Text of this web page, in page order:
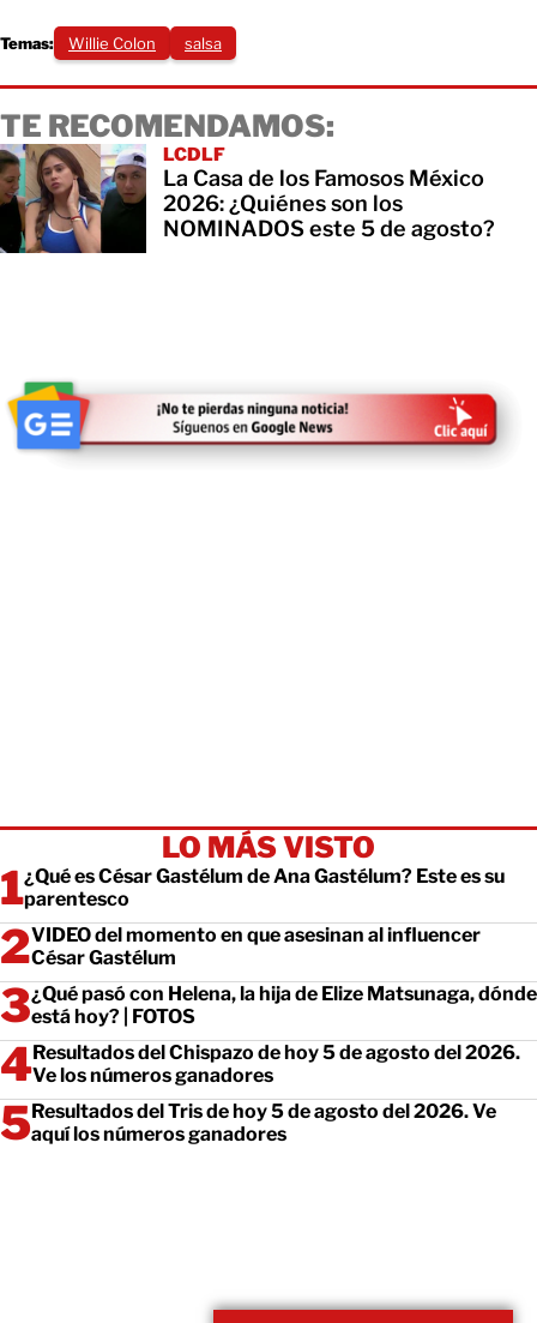
Temas: Willie Colon salsa
TE RECOMENDAMOS:
LCDLF
La Casa de los Famosos México
2026: ¿Quiénes son los
NOMINADOS este 5 de agosto?
LO MÁS VISTO
¿Qué es César Gastélum de Ana Gastélum? Este es su
parentesco
VIDEO del momento en que asesinan al influencer
César Gastélum
¿Qué pasó con Helena, la hija de Elize Matsunaga, dónde
está hoy? | FOTOS
Resultados del Chispazo de hoy 5 de agosto del 2026.
Ve los números ganadores
Resultados del Tris de hoy 5 de agosto del 2026. Ve
aquí los números ganadores